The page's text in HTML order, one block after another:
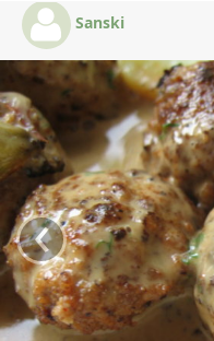
RUOKATEEMAT
KESKUSTELUT
KOTIKOKIT
Sanski
‹